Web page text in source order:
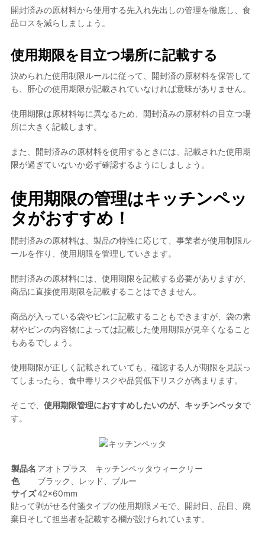
開封済みの原材料から使用する先入れ先出しの管理を徹底し、食
品ロスを減らしましょう。
使用期限を目立つ場所に記載する
決められた使用制限ルールに従って、開封済の原材料を保管して
も、肝心の使用期限が記載されていなければ意味がありません。
使用期限は原材料毎に異なるため、開封済みの原材料の目立つ場
所に大きく記載 します。
また、開封済みの原材料を使用するときには、記載された使用期
限が過ぎていないか必ず確認するようにしましょう。
使用期限の管理はキッチンペッ
タがおすすめ！
開封済みの原材料は、製品の特性に応じて、事業者が使用制限ル
ールを作り、使用期限を管理していきます。
開封済みの原材料には、使用期限を記載する必要がありますが、
商品に直接使用期限を記載することはできません。
商品が入っている袋やビンに記載することもできますが、袋の素
材やビンの内容物によっては記載した使用期限が見辛くなること
もあるでしょう。
使用期限が正しく記載されていても、確認する人が期限を見誤っ
てしまったら、食中毒リスクや品質低下リスクが高まります。
そこで、 使用期限管理におすすめしたいのが、キッチンペッタで
す。
製品名 アオトプラス キッチンペッタウィークリー
色
ブラック、レッド、ブルー
サイズ42×60mm
貼って剥がせる付箋タイプの使用期限メモで、開封日、品目、廃
棄日そして担当者を記載する欄が設けられています。